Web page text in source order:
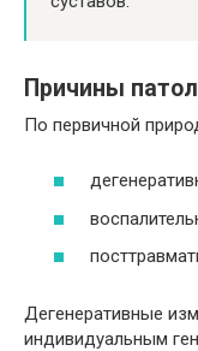
Причины
По первичной
Дегенеративные
индивидуальным